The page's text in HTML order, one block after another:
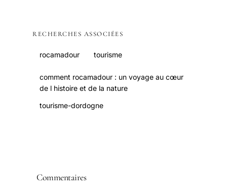
RECHERCHES ASSOCIÉES
rocamadour tourisme
comment rocamadour : un voyage au cœur
de l histoire et de la nature
tourisme-dordogne
Commentaires